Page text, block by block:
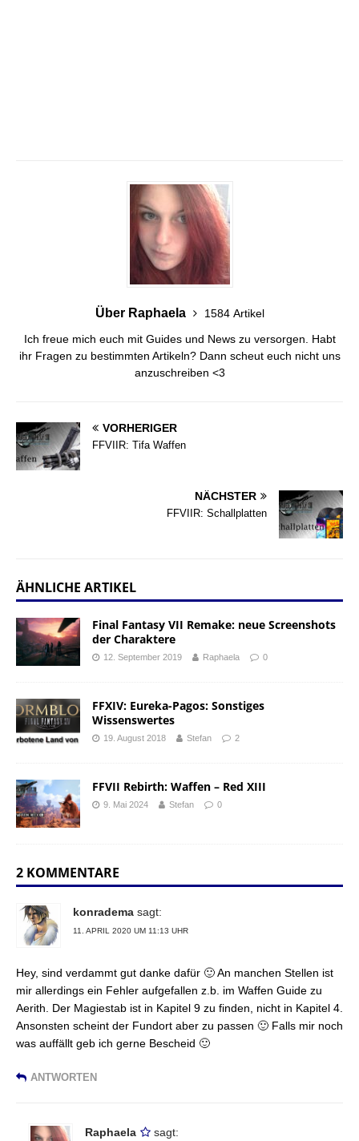
Über Raphaela
1584 Artikel
Ich freue mich euch mit Guides und News zu versorgen. Habt
ihr Fragen zu bestimmten Artikeln? Dann scheut euch nicht uns
anzuschreiben <3
VORHERIGER
FFVIIR: Tifa Waffen
NÄCHSTER
FFVIIR: Schallplatten
ÄHNLICHE ARTIKEL
Final Fantasy VII Remake: neue Screenshots
der Charaktere
12. September 2019 Raphaela 0
FFXIV: Eureka-Pagos: Sonstiges
Wissenswertes
19. August 2018 Stefan 2
FFVII Rebirth: Waffen – Red XIII
9. Mai 2024 Stefan 0
2 KOMMENTARE
konradema sagt:
11. APRIL 2020 UM 11:13 UHR
Hey, sind verdammt gut danke dafür 🙂 An manchen Stellen ist
mir allerdings ein Fehler aufgefallen z.b. im Waffen Guide zu
Aerith. Der Magiestab ist in Kapitel 9 zu finden, nicht in Kapitel 4.
Ansonsten scheint der Fundort aber zu passen 🙂 Falls mir noch
was auffällt geb ich gerne Bescheid 🙂
ANTWORTEN
Raphaela sagt: